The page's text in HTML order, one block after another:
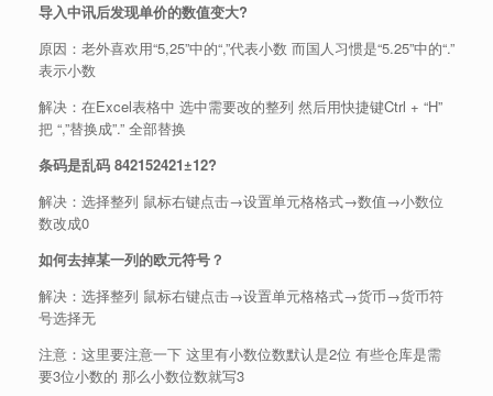
导入中讯后发现单价的数值变大?
原因：老外喜欢用“5,25”中的“,”代表小数 而国人习惯是“5.25”中的“.”
表示小数
解决：在Excel表格中 选中需要改的整列 然后用快捷键Ctrl + “H”
把 “,”替换成”.” 全部替换
条码是乱码 842152421±12?
解决：选择整列 鼠标右键点击→设置单元格格式→数值→小数位
数改成0
如何去掉某一列的欧元符号？
解决：选择整列 鼠标右键点击→设置单元格格式→货币→货币符
号选择无
注意：这里要注意一下 这里有小数位数默认是2位 有些仓库是需
要3位小数的 那么小数位数就写3